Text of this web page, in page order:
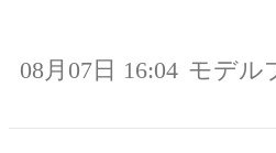
08月07日 16:04 モデル